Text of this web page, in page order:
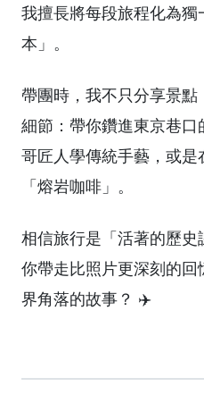
我擅長將每段旅程化為
本」。
帶團時，我不只分享景
細節：帶你鑽進東京巷
哥匠人學傳統手藝，或
「熔岩咖啡」。
相信旅行是「活著的歷
你帶走比照片更深刻的
界角落的故事？ ✈️